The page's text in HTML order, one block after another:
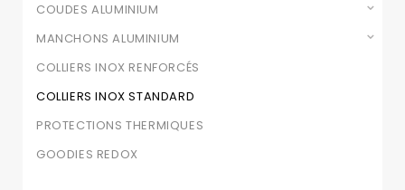
COUDES ALUMINIUM
MANCHONS ALUMINIUM
COLLIERS INOX RENFORCÉS
COLLIERS INOX STANDARD
PROTECTIONS THERMIQUES
GOODIES REDOX